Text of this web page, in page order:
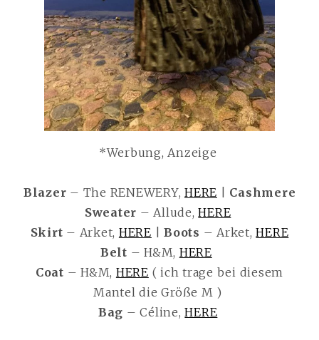
*Werbung, Anzeige
Blazer – The RENEWERY, HERE
Cashmere
Sweater – Allude,HERE
Skirt – Arket, HERE |Boots – Arket,HERE
Belt – H&M, HERE
Coat – H&M, HERE ( ich trage bei diesem
Mantel die Größe M )
Bag – Céline,HERE